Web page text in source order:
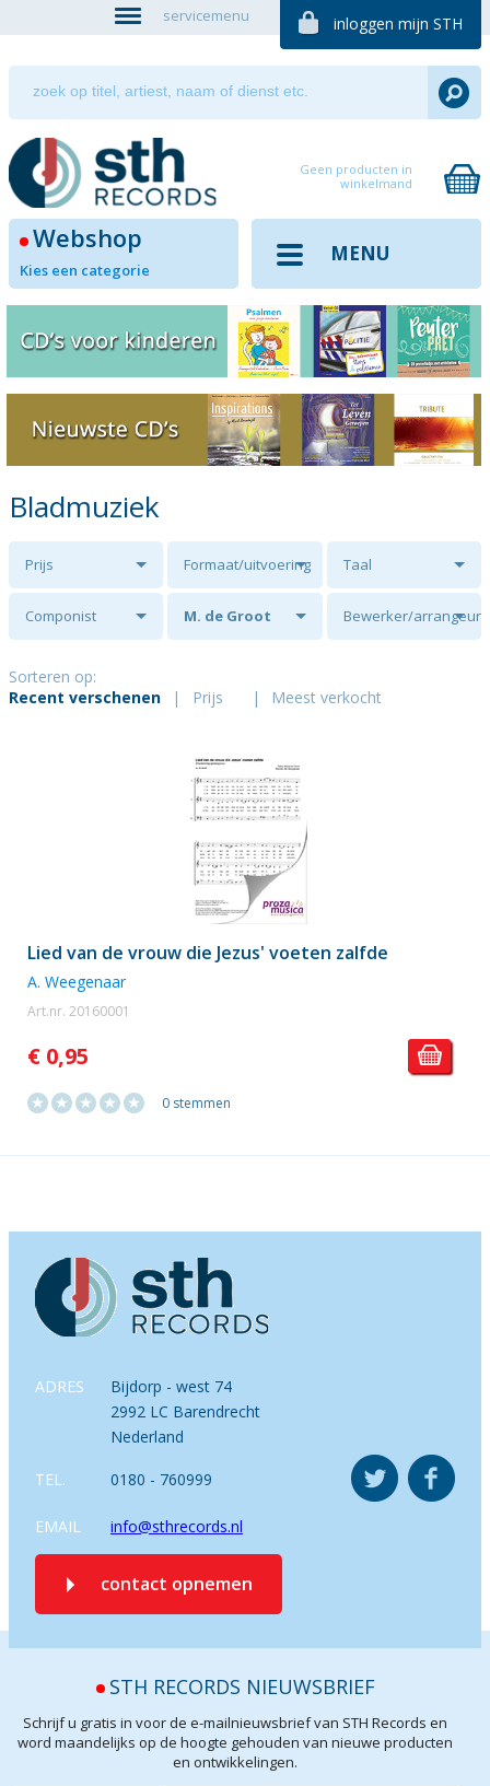
servicemenu inloggen mijn STH
Geen producten in
winkelmand
Webshop
Kies een categorie
MENU
Bladmuziek
Prijs Formaat/uitvoering Taal
Componist M. de Groot Bewerker/arrangeur
Sorteren op:
Recent verschenen
| Prijs | Meest verkocht
Lied van de vrouw die Jezus' voeten zalfde
A. Weegenaar
Art.nr. 20160001
€ 0,95
0 stemmen
ADRES
Bijdorp - west 74
2992 LC Barendrecht
Nederland
TEL. 0180 - 760999
EMAIL info@sthrecords.nl
contact opnemen
STH RECORDS NIEUWSBRIEF
Schrijf u gratis in voor de e-mailnieuwsbrief van STH Records en
word maandelijks op de hoogte gehouden van nieuwe producten
en ontwikkelingen.